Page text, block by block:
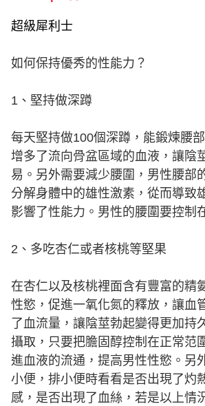
超級犀利士
如何保持優秀的性能力？
1、堅持做深蹲
每天堅持做100個深蹲，能鍛煉腰
增多了流向骨盆區域的血液，讓陰
易。另外需要減少腰圍，男性腰部
分解身體中的雄性激素，從而導致
影響了性能力。男性的腰圍要控制
2、多吃杏仁或者核桃等堅果
在杏仁以及核桃裡面含有豐富的精
性慾，促進一氧化氮的釋放，讓血
了血流量，讓陰莖勃起變得更加持
攝取，只要把膽固醇控制在正常范
進血液的流通，提高男性性慾。另
小便，排小便時看看是否出現了灼
感，是否出現了血絲，若是以上情